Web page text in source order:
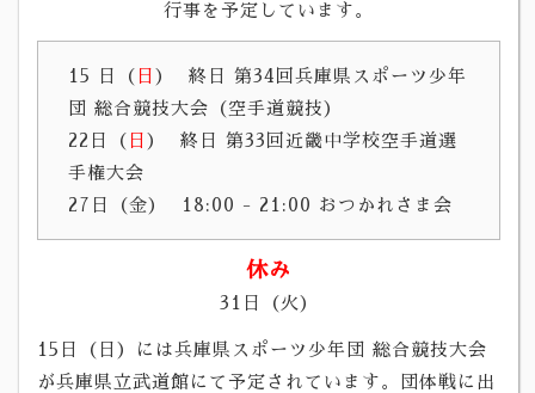
行事を予定しています。
15 日（ 日 ）
終日 第34回兵庫県スポーツ少年
団 総合競技大会（空手道競技）
22日（ 日 ）
終日 第33回近畿中学校空手道選
手権大会
27日（金）
18:00 - 21:00 おつかれさま会
休み
31日（火）
15日（日）には兵庫県スポーツ少年団 総合競技大会
が兵庫県立武道館にて予定されています。団体戦に出